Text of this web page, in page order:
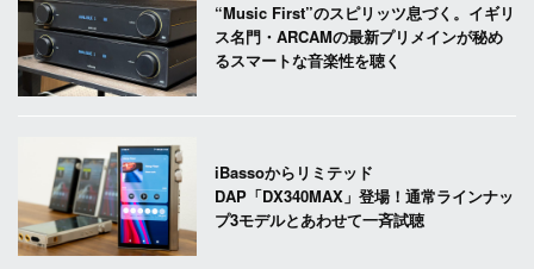
“Music First”のスピリッツ息づく。イギリ
ス名門・ARCAMの最新プリメインが秘め
るスマートな音楽性を聴く
iBassoからリミテッド
DAP「DX340MAX」登場！通常ラインナッ
プ3モデルとあわせて一斉試聴